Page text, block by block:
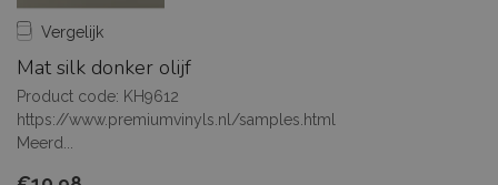
Vergelijk
Mat silk donker olijf
Product code: KH9612
https://www.premiumvinyls.nl/samples.html
Meerd...